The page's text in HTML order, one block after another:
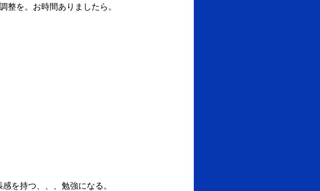
整を。お時間ありましたら。
を持つ、、、勉強になる。